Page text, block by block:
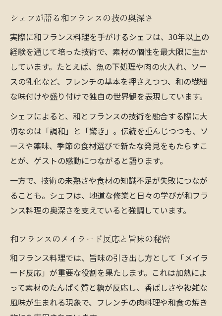
シェフが語る和フランスの技の奥深さ
実際に和フランス料理を手がけるシェフは、30年以上の
経験を通じて培った技術で、素材の個性を最大限に生か
しています。たとえば、魚の下処理や肉の火入れ、ソー
スの乳化など、フレンチの基本を押さえつつ、和の繊細
な味付けや盛り付けで独自の世界観を表現しています。
シェフによると、和とフランスの技術を融合する際に大
切なのは「調和」と「驚き」。伝統を重んじつつも、ソ
ースや薬味、季節の食材選びで新たな発見をもたらすこ
とが、ゲストの感動につながると語ります。
一方で、技術の未熟さや食材の知識不足が失敗につなが
ることも。シェフは、地道な修業と日々の学びが和フラ
ンス料理の奥深さを支えていると強調しています。
和フランスのメイラード反応と旨味の秘密
和フランス料理では、旨味の引き出し方として「メイラ
ード反応」が重要な役割を果たします。これは加熱によ
って素材のたんぱく質と糖が反応し、香ばしさや複雑な
風味が生まれる現象で、フレンチの肉料理や和食の焼き